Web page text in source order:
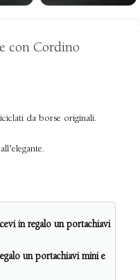
con Cordino
da borse originali.
in regalo un portachiavi
un portachiavi mini e